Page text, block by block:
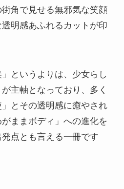
角で見せる無邪気な笑顔
明感あふれるカットが印
というよりは、少女らし
主軸となっており、多く
とその透明感に癒やされ
ままボディ」への進化を
点とも言える一冊です